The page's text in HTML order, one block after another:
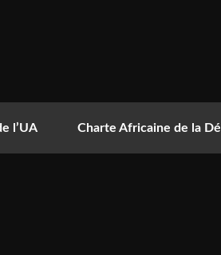
l’UA Charte Africaine de la